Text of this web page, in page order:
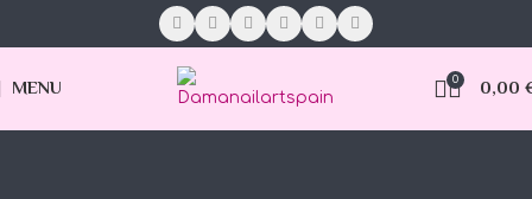
MENU 0 0,00